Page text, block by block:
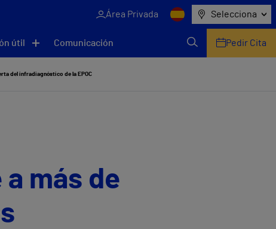
Área Privada Selecciona
útil Comunicación Pedir Cita
del infradiagnóstico de la EPOC
más de